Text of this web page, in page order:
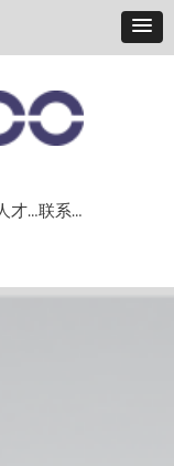
人才战略 联系我们